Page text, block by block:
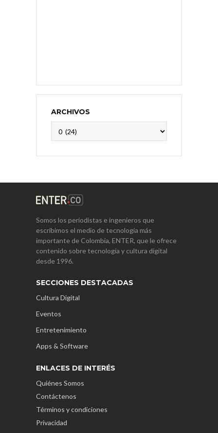
ARCHIVOS
Somos los periodistas e ingenieros que
escribimos el medio de tecnología más
importante de Colombia, ENTER, que le ofrece
contenido sobre tecnología y cultura digital
desde 1996.
SECCIONES DESTACADAS
Cultura Digital
Eventos
Entretenimiento
Apps & Software
ENLACES DE INTERÉS
Quiénes Somos
Contáctenos
Términos y condiciones
Privacidad